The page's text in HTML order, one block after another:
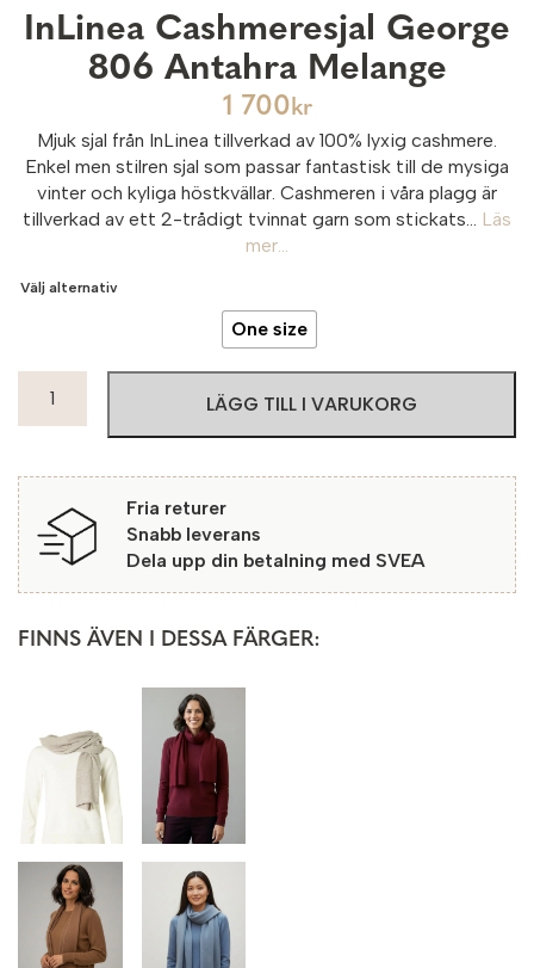
InLinea Cashmeresjal George
806 Antahra Melange
1 700 kr
Mjuk sjal från InLinea tillverkad av 100% lyxig cashmere.
Enkel men stilren sjal som passar fantastisk till de mysiga
vinter och kyliga höstkvällar. Cashmeren i våra plagg är
tillverkad av ett 2-trådigt tvinnat garn som stickats...
Läs
mer...
Välj alternativ
One size
Cashmeresjal
Antahra
Melange
mängd
LÄGG TILL I VARUKORG
Fria returer
Snabb leverans
Dela upp din betalning med SVEA
FINNS ÄVEN I DESSA FÄRGER: